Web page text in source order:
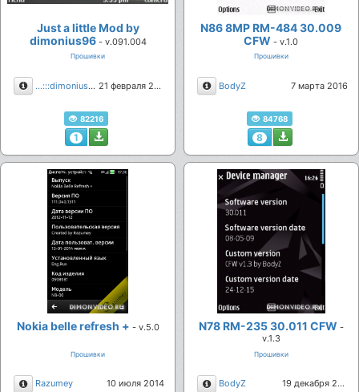
Just a little Mod by
dimonius96- v.091.004
Прошивки
Описание ...:::dimonius96:::... 21 февраля 2017
82216
1
N86 8MP RM-484 30.009
CFW - v.1.0
Прошивки
Описание
BodyZ 7 марта 2016
84768
8
Nokia belle refresh + - v.5.0
Прошивки
Описание
Razumey 10 июля 2014
N78 RM-235 30.011 CFW -
v.1.3
Прошивки
Описание
BodyZ 19 декабря 2013